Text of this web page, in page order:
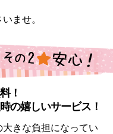
ませ。
！
の嬉しいサービス！
大きな負担になってい